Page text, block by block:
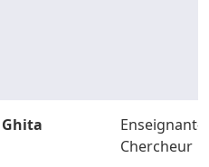
Ghita
Enseignant-
Chercheur